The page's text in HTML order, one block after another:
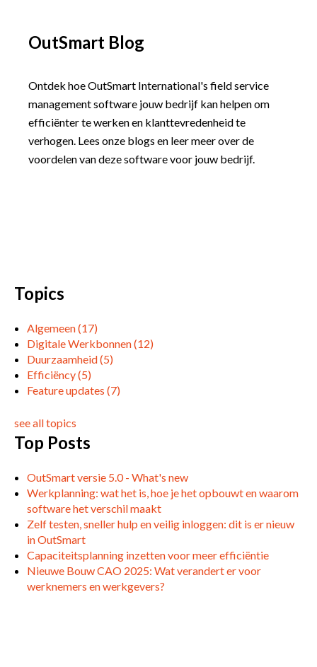
OutSmart Blog
Ontdek hoe OutSmart International's field service
management software jouw bedrijf kan helpen om
efficiënter te werken en klanttevredenheid te
verhogen. Lees onze blogs en leer meer over de
voordelen van deze software voor jouw bedrijf.
Topics
Algemeen(17)
Digitale Werkbonnen(12)
Duurzaamheid(5)
Efficiëncy(5)
Feature updates (7)
see all topics
Top Posts
OutSmart versie 5.0 - What's new
Werkplanning: wat het is, hoe je het opbouwt en waarom
software het verschil maakt
Zelf testen, sneller hulp en veilig inloggen: dit is er nieuw
in OutSmart
Capaciteitsplanning inzetten voor meer efficiëntie
Nieuwe Bouw CAO 2025: Wat verandert er voor
werknemers en werkgevers?